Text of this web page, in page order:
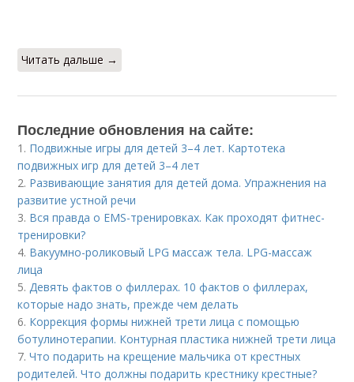
Читать дальше →
Последние обновления на сайте:
1. Подвижные игры для детей 3–4 лет. Картотека
подвижных игр для детей 3–4 лет
2. Развивающие занятия для детей дома. Упражнения на
развитие устной речи
3. Вся правда о EMS-тренировках. Как проходят фитнес-
тренировки?
4. Вакуумно-роликовый LPG массаж тела. LPG-массаж
лица
5. Девять фактов о филлерах. 10 фактов о филлерах,
которые надо знать, прежде чем делать
6. Коррекция формы нижней трети лица с помощью
ботулинотерапии. Контурная пластика нижней трети лица
7.Что подарить на крещение мальчика от крестных
родителей. Что должны подарить крестнику крестные?